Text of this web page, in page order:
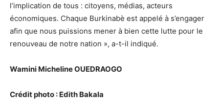
l’implication de tous : citoyens, médias, acteurs
économiques. Chaque Burkinabè est appelé à s’engager
afin que nous puissions mener à bien cette lutte pour le
renouveau de notre nation », a-t-il indiqué.
Wamini Micheline OUEDRAOGO
Crédit photo : Edith Bakala